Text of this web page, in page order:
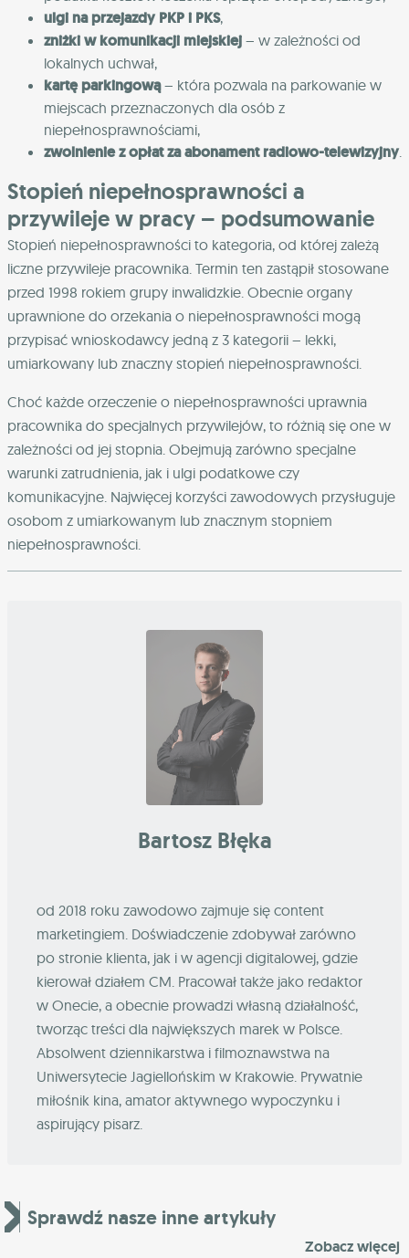
ulgi na przejazdy PKP i PKS,
zniżki w komunikacji miejskiej – w zależności od
lokalnych uchwał,
kartę parkingową– która pozwala na parkowanie w
miejscach przeznaczonych dla osób z
niepełnosprawnościami,
zwolnienie z opłat za abonament radiowo-telewizyjny.
Stopień niepełnosprawności a
przywileje w pracy – podsumowanie
Stopień niepełnosprawności to kategoria, od której zależą
liczne przywileje pracownika. Termin ten zastąpił stosowane
przed 1998 rokiem grupy inwalidzkie. Obecnie organy
uprawnione do orzekania o niepełnosprawności mogą
przypisać wnioskodawcy jedną z 3 kategorii – lekki,
umiarkowany lub znaczny stopień niepełnosprawności.
Choć każde orzeczenie o niepełnosprawności uprawnia
pracownika do specjalnych przywilejów, to różnią się one w
zależności od jej stopnia. Obejmują zarówno specjalne
warunki zatrudnienia, jak i ulgi podatkowe czy
komunikacyjne. Najwięcej korzyści zawodowych przysługuje
osobom z umiarkowanym lub znacznym stopniem
niepełnosprawności.
Bartosz Błęka
od 2018 roku zawodowo zajmuje się content
marketingiem. Doświadczenie zdobywał zarówno
po stronie klienta, jak i w agencji digitalowej, gdzie
kierował działem CM. Pracował także jako redaktor
w Onecie, a obecnie prowadzi własną działalność,
tworząc treści dla największych marek w Polsce.
Absolwent dziennikarstwa i filmoznawstwa na
Uniwersytecie Jagiellońskim w Krakowie. Prywatnie
miłośnik kina, amator aktywnego wypoczynku i
aspirujący pisarz.
Sprawdź nasze inne artykuły
Zobacz więcej